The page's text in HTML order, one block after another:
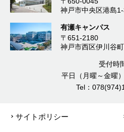
神戸市中央区港島
有瀬キャンパス
〒651-2180
神戸市西区伊川谷
受付時
平日（月曜～金曜
Tel：
サイトポリシー